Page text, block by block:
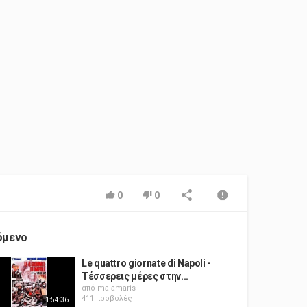
0 0
1:54:36
Le quattro giornate di Napoli -
Τέσσερεις μέρες στην...
από malamaris
411 προβολές